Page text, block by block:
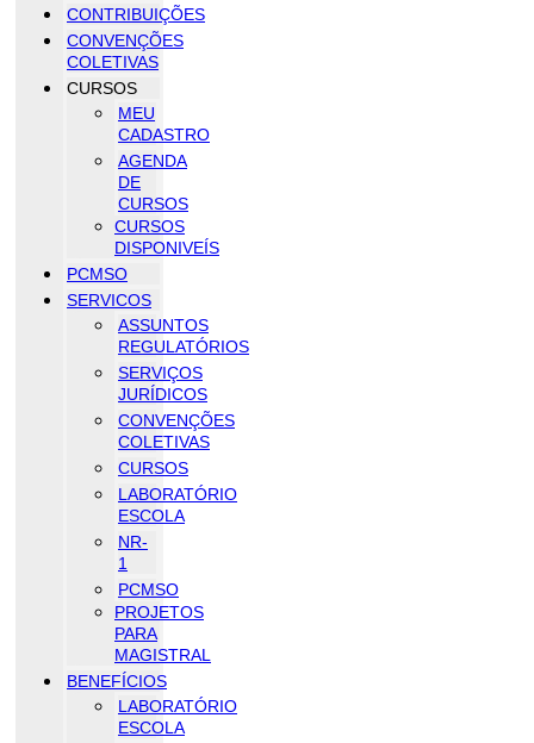
CONTRIBUIÇÕES
CONVENÇÕES
COLETIVAS
CURSOS
MEU
CADASTRO
AGENDA
DE
CURSOS
CURSOS
DISPONIVEÍS
PCMSO
SERVICOS
ASSUNTOS
REGULATÓRIOS
SERVIÇOS
JURÍDICOS
CONVENÇÕES
COLETIVAS
CURSOS
LABORATÓRIO
ESCOLA
NR-
1
PCMSO
PROJETOS
PARA
MAGISTRAL
BENEFÍCIOS
LABORATÓRIO
ESCOLA